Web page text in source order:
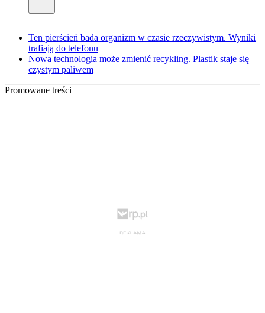
Ten pierścień bada organizm w czasie rzeczywistym. Wyniki
trafiają do telefonu
Nowa technologia może zmienić recykling. Plastik staje się
czystym paliwem
Promowane treści